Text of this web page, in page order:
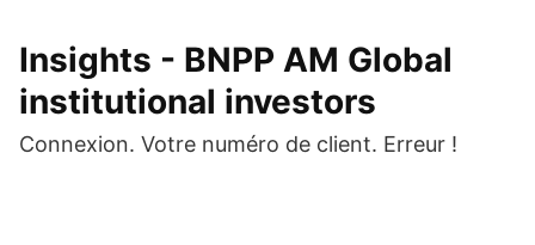
Insights - BNPP AM Global
institutional investors
Connexion. Votre numéro de client. Erreur !